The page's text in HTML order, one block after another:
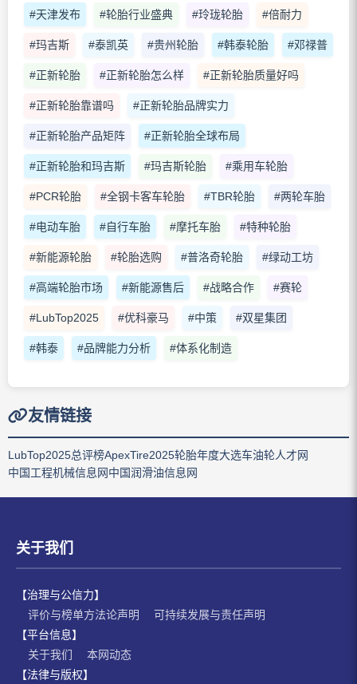
#天津发布 #轮胎行业盛典 #玲珑轮胎 #倍耐力
#玛吉斯 #泰凯英 #贵州轮胎 #韩泰轮胎 #邓禄普
#正新轮胎 #正新轮胎怎么样 #正新轮胎质量好吗
#正新轮胎靠谱吗 #正新轮胎品牌实力
#正新轮胎产品矩阵 #正新轮胎全球布局
#正新轮胎和玛吉斯 #玛吉斯轮胎 #乘用车轮胎
#PCR轮胎 #全钢卡客车轮胎 #TBR轮胎 #两轮车胎
#电动车胎 #自行车胎 #摩托车胎 #特种轮胎
#新能源轮胎 #轮胎选购 #普洛奇轮胎 #绿动工坊
#高端轮胎市场 #新能源售后 #战略合作 #赛轮
#LubTop2025 #优科豪马 #中策 #双星集团
#韩泰 #品牌能力分析 #体系化制造
友情链接
LubTop2025总评榜ApexTire2025轮胎年度大选车油轮人才网
中国工程机械信息网中国润滑油信息网
关于我们
【治理与公信力】
评价与榜单方法论声明
可持续发展与责任声明
【平台信息】
关于我们
本网动态
【法律与版权】